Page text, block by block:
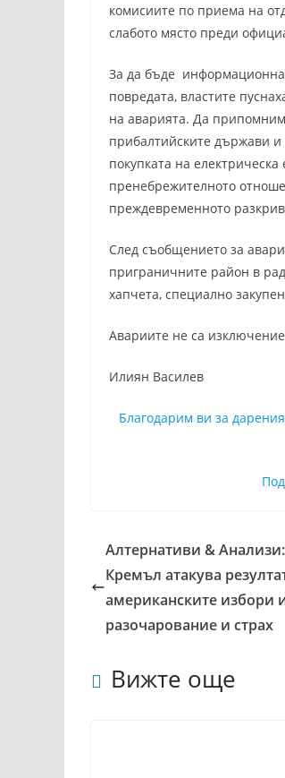
комисиите по приема на
слабото място преди
За да бъде
повредата, властите
на аварията. Да
прибалтийските държави и
покупката на
пренебрежителното
преждевременното
След съобщението за
приграничните район в
хапчета, специално
Авариите не са изключение
Илиян Василев
Благодарим ви за
Алтернативи & Анализи:
Кремъл атакува
американските избори
разочарование и страх
Вижте още